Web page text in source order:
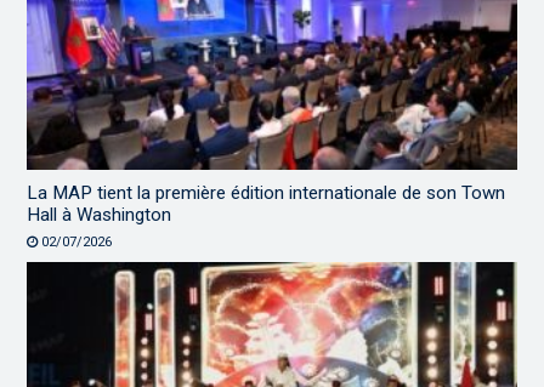
La MAP tient la première édition internationale de son Town
Hall à Washington
02/07/2026